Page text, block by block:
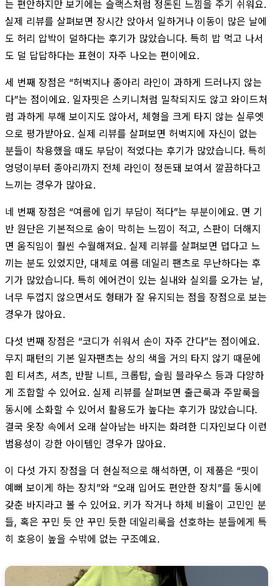
는 편안하지만 보기에는 슬랙스처럼 정돈된 느낌을 주기 쉬워요.
실제 리뷰를 살펴보면 장시간 앉아서 일하거나 이동이 많은 날에
도 허리 압박이 덜하다는 후기가 많았습니다. 특히 밥 먹고 나서
도 덜 답답하다는 표현이 자주 나오는 편이에요.
세 번째 장점은 “허벅지나 종아리 라인이 과하게 드러나지 않는
다”는 점이에요. 일자핏은 스키니처럼 밀착되지도 않고 와이드처
럼 과하게 부해 보이지도 않아서, 체형을 크게 타지 않는 실루엣
으로 평가받아요. 실제 리뷰를 살펴보면 허벅지에 자신이 없는
분들이 착용했을 때도 부담이 적었다는 후기가 많았습니다. 특히
엉덩이부터 종아리까지 전체 라인이 정돈돼 보여서 깔끔하다고
느끼는 경우가 많아요.
네 번째 장점은 “여름에 입기 부담이 적다”는 부분이에요. 면 기
반 원단은 기본적으로 숨이 막히는 느낌이 적고, 스판이 더해지
면 움직임이 훨씬 수월해져요. 실제 리뷰를 살펴보면 덥다고 느
끼는 분도 있었지만, 대체로 여름 데일리 팬츠로 무난하다는 후
기가 많았습니다. 특히 에어컨이 있는 실내와 실외를 오가는 날,
너무 두껍지 않으면서도 형태가 잘 유지되는 점을 장점으로 보는
경우가 많아요.
다섯 번째 장점은 “코디가 쉬워서 손이 자주 간다”는 점이에요.
무지 패턴의 기본 일자팬츠는 상의 색을 거의 타지 않기 때문에
흰 티셔츠, 셔츠, 반팔 니트, 크롭탑, 슬림 블라우스 등과 다양하
게 조합할 수 있어요. 실제 리뷰를 살펴보면 출근룩과 주말룩을
동시에 소화할 수 있어서 활용도가 높다는 후기가 많았습니다.
결국 옷장 속에서 오래 살아남는 바지는 화려한 디자인보다 이런
범용성이 강한 아이템인 경우가 많아요.
이 다섯 가지 장점을 더 현실적으로 해석하면, 이 제품은 “핏이
예뻐 보이게 하는 장치”와 “오래 입어도 편안한 장치”를 동시에
갖춘 바지라고 볼 수 있어요. 키가 작거나 하체 비율이 고민인 분
들, 혹은 꾸민 듯 안 꾸민 듯한 데일리룩을 선호하는 분들에게 특
히 호응이 높을 수밖에 없는 구조예요.